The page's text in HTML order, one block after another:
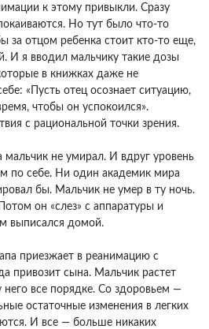
к этому привыкли. Сразу
Но тут было что-то
за отцом ребенка стоит кто-то еще,
И я вводил мальчику такие дозы
в книжках даже не
«Пусть отец осознает ситуацию,
чтобы он успокоился».
с рациональной точки зрения.
не умирал. И вдруг уровень
по себе. Ни один академик мира
бы. Мальчик не умер в ту ночь.
он «слез» с аппаратуры и
выписался домой.
приезжает в реанимацию с
привозит сына. Мальчик растет
него все порядке. Со здоровьем —
остаточные изменения в легких
И все — больше никаких